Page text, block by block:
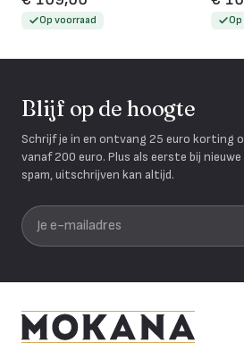
Op voorraad
Blijf op de hoogte
Schrijf je in en ontvang 25 euro korting
vanaf 200 euro. Plus als eerste bij
spam, uitschrijven kan altijd.
Je e-mailadres